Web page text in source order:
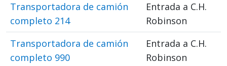
Transportadora de camión
completo 214
Entrada a C.H.
Robinson
Transportadora de camión
completo 990
Entrada a C.H.
Robinson